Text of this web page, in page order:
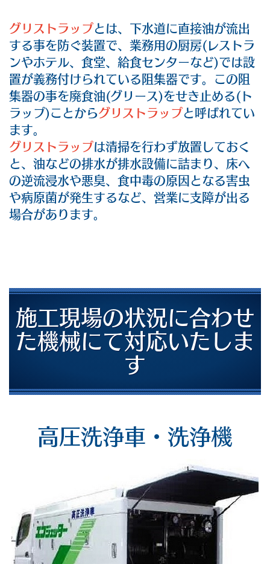
グリストラップとは、下水道に直接油が流出
する事を防ぐ装置で、業務用の厨房(レストラ
ンやホテル、食堂、給食センターなど)では設
置が義務付けられている阻集器です。この阻
集器の事を廃食油(グリース)をせき止める(ト
ラップ)ことからグリストラップと呼ばれてい
ます。
グリストラップは清掃を行わず放置しておく
と、油などの排水が排水設備に詰まり、床へ
の逆流浸水や悪臭、食中毒の原因となる害虫
や病原菌が発生するなど、営業に支障が出る
場合があります。
施工現場の状況に合わせ
た機械にて対応いたしま
す
高圧洗浄車・洗浄機